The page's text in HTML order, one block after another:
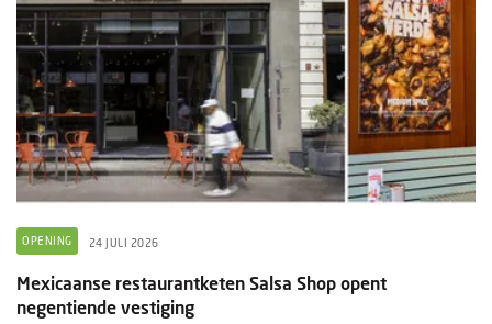
OPENING 24 JULI 2026
Mexicaanse restaurantketen Salsa Shop opent
negentiende vestiging